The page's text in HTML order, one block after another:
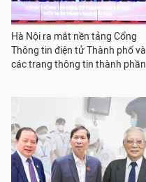
Hà Nội ra mắt nền tảng Cổng
Thông tin điện tử Thành phố và
các trang thông tin thành phần